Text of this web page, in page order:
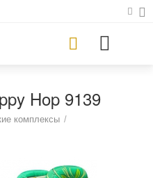
Hop 9139
комплексы /